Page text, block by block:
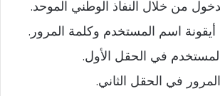
من خلال النفاذ الوطني الموحد.
اسم المستخدم وكلمة المرور.
في الحقل الأول.
في الحقل الثاني.